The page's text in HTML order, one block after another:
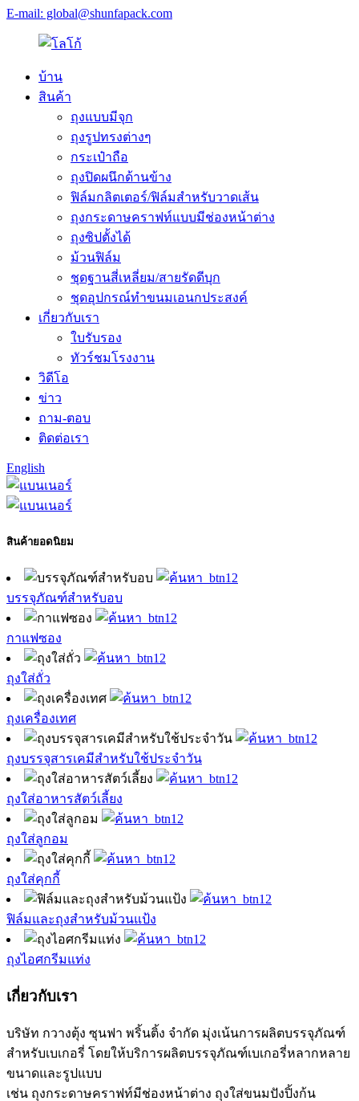
E-mail: global@shunfapack.com
บ้าน
สินค้า
ถุงแบบมีจุก
ถุงรูปทรงต่างๆ
กระเป๋าถือ
ถุงปิดผนึกด้านข้าง
ฟิล์มกลิตเตอร์/ฟิล์มสำหรับวาดเส้น
ถุงกระดาษคราฟท์แบบมีช่องหน้าต่าง
ถุงซิปตั้งได้
ม้วนฟิล์ม
ชุดฐานสี่เหลี่ยม/สายรัดดีบุก
ชุดอุปกรณ์ทำขนมเอนกประสงค์
เกี่ยวกับเรา
ใบรับรอง
ทัวร์ชมโรงงาน
วิดีโอ
ข่าว
ถาม-ตอบ
ติดต่อเรา
English
สินค้ายอดนิยม
บรรจุภัณฑ์สำหรับอบ
กาแฟซอง
ถุงใส่ถั่ว
ถุงเครื่องเทศ
ถุงบรรจุสารเคมีสำหรับใช้ประจำวัน
ถุงใส่อาหารสัตว์เลี้ยง
ถุงใส่ลูกอม
ถุงใส่คุกกี้
ฟิล์มและถุงสำหรับม้วนแป้ง
ถุงไอศกรีมแท่ง
เกี่ยวกับเรา
บริษัท กวางตุ้ง ซุนฟา พริ้นติ้ง จำกัด มุ่งเน้นการผลิตบรรจุภัณฑ์
สำหรับเบเกอรี่ โดยให้บริการผลิตบรรจุภัณฑ์เบเกอรี่หลากหลาย
ขนาดและรูปแบบ
เช่น ถุงกระดาษคราฟท์มีช่องหน้าต่าง ถุงใส่ขนมปังปิ้งก้น